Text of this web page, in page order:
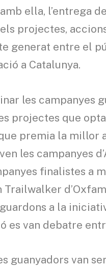
ella, l’entrega
projectes,
generat entre el
a Catalunya.
les campanyes
projectes que
premia la millor
les campanyes
finalistes a
guardons a la
es van debatre
guanyadors van